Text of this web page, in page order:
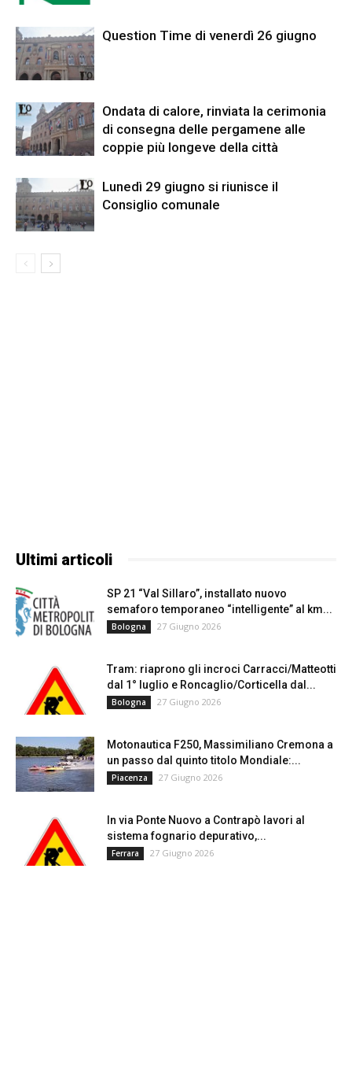
Question Time di venerdì 26 giugno
Ondata di calore, rinviata la cerimonia
di consegna delle pergamene alle
coppie più longeve della città
Lunedì 29 giugno si riunisce il
Consiglio comunale
Ultimi articoli
SP 21 “Val Sillaro”, installato nuovo
semaforo temporaneo “intelligente” al km...
Bologna 27 Giugno 2026
Tram: riaprono gli incroci Carracci/Matteotti
dal 1° luglio e Roncaglio/Corticella dal...
Bologna 27 Giugno 2026
Motonautica F250, Massimiliano Cremona a
un passo dal quinto titolo Mondiale:...
Piacenza 27 Giugno 2026
In via Ponte Nuovo a Contrapò lavori al
sistema fognario depurativo,...
Ferrara 27 Giugno 2026